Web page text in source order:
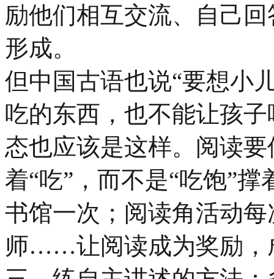
励他们相互交流、自己
形成。
但中国古语也说“要想小
吃的东西，也不能让孩
态也应该是这样。阅读
着“吃”，而不是“吃饱”
书馆一次；阅读角活动
师……让阅读成为奖励，